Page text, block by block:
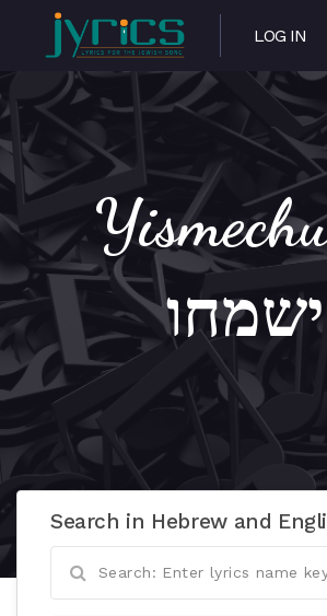
LOG IN
ישמחו
Search in Hebrew and